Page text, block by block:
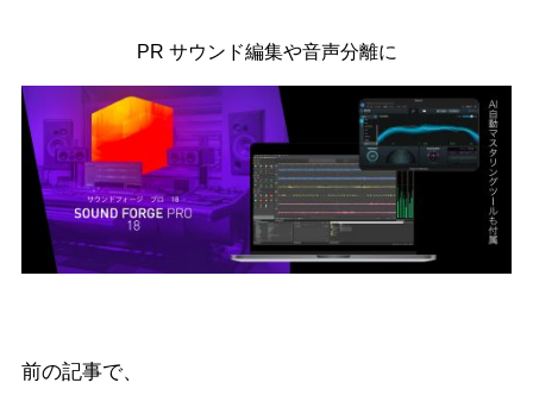
PR サウンド編集や音声分離に
前の記事で、